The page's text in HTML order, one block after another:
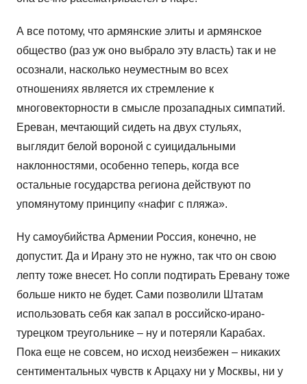
А все потому, что армянские элиты и армянское
общество (раз уж оно выбрало эту власть) так и не
осознали, насколько неуместным во всех
отношениях является их стремление к
многовекторности в смысле прозападных симпатий.
Ереван, мечтающий сидеть на двух стульях,
выглядит белой вороной с суицидальными
наклонностями, особенно теперь, когда все
остальные государства региона действуют по
упомянутому принципу «нафиг с пляжа».
Ну самоубийства Армении Россия, конечно, не
допустит. Да и Ирану это не нужно, так что он свою
лепту тоже внесет. Но сопли подтирать Еревану тоже
больше никто не будет. Сами позволили Штатам
использовать себя как запал в российско-ирано-
турецком треугольнике – ну и потеряли Карабах.
Пока еще не совсем, но исход неизбежен – никаких
сентиментальных чувств к Арцаху ни у Москвы, ни у